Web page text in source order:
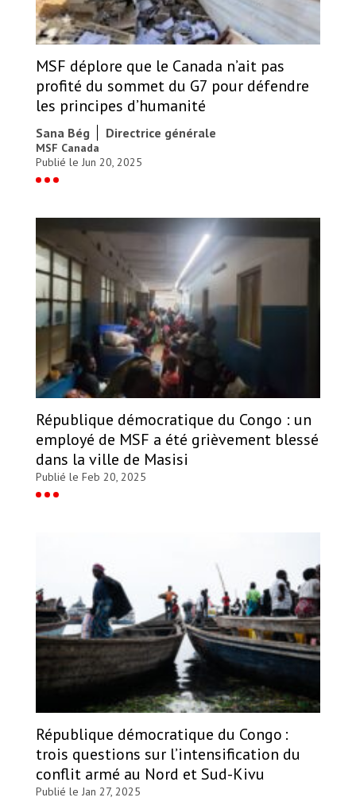
MSF déplore que le Canada n’ait pas
profité du sommet du G7 pour défendre
les principes d’humanité
Sana Bég Directrice générale
MSF Canada
Publié le Jun 20, 2025
République démocratique du Congo : un
employé de MSF a été grièvement blessé
dans la ville de Masisi
Publié le Feb 20, 2025
République démocratique du Congo :
trois questions sur l’intensification du
conflit armé au Nord et Sud-Kivu
Publié le Jan 27, 2025